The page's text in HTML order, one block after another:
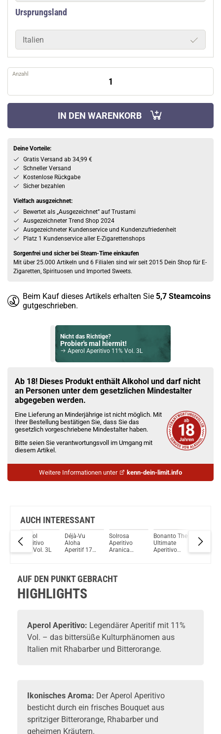
Ursprungsland
Italien
Anzahl
IN DEN WARENKORB
Deine Vorteile:
Gratis Versand ab 34,99 €
Schneller Versand
Kostenlose Rückgabe
Sicher bezahlen
Vielfach ausgzeichnet:
Bewertet als „Ausgezeichnet” auf Trustami
Ausgezeichneter Trend Shop 2024
Ausgezeichneter Kundenservice und Kundenzufriedenheit
Platz 1 Kundenservice aller E-Zigarettenshops
Sorgenfrei und sicher bei Steam-Time einkaufen
Mit über 25.000 Artikeln und 6 Filialen sind wir seit 2015 Dein Shop für E-
Zigaretten, Spirituosen und Imported Sweets.
Beim Kauf dieses Artikels erhalten Sie 5,7 Steamcoins
gutgeschrieben.
Nicht das Richtige?
Probier's mal hiermit!
Aperol Aperitivo 11% Vol. 3L
Check das mal!
Compass Box Spice Tree Blended Malt Whisky 46% Vol. 700ml
Du willst Kröten sparen?
Schau mal hier!
Dovpo Ayce Pro Pod System Kit Silber
Ab 18! Dieses Produkt enthält Alkohol und darf nicht
an Personen unter dem gesetzlichen Mindestalter
abgegeben werden.
Eine Lieferung an Minderjährige ist nicht möglich. Mit
Ihrer Bestellung bestätigen Sie, dass Sie das
gesetzlich vorgeschriebene Mindestalter haben.
Bitte seien Sie verantwortungsvoll im Umgang mit
diesem Artikel.
Weitere Informationen unter kenn-dein-limit.info
AUCH INTERESSANT
Aperol
Aperitivo
11% Vol. 3L
Déjà-Vu
Aloha
Aperitif 17%
Solrosa
Aperitivo
Aranica
Bonanto The
Ultimate
Aperitivo
The
AUF DEN PUNKT GEBRACHT
HIGHLIGHTS
Aperol Aperitivo: LegendärerAperitif mit 11%
Vol. – das bittersüße Kulturphänomen aus
Italien mit Rhabarber und Bitterorange.
Ikonisches Aroma: Der Aperol Aperitivo
besticht durch ein frisches Bouquet aus
spritziger Bitterorange, Rhabarber und
geheimen Kräutern.